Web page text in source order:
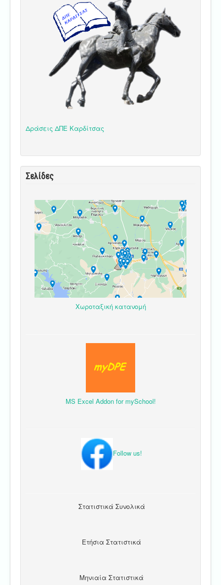
Δράσεις ΔΠΕ Καρδίτσας
Σελίδες
Χωροταξική κατανομή
MS Excel Addon for mySchool!
Follow us!
Στατιστικά Συνολικά
Ετήσια Στατιστικά
Μηνιαία Στατιστικά